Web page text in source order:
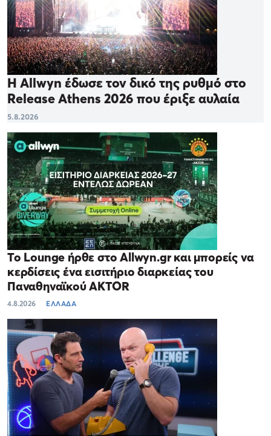
Η Allwyn έδωσε τον δικό της ρυθμό στο
Release Athens 2026 που έριξε αυλαία
5.8.2026
Το Lounge ήρθε στο Allwyn.gr και μπορείς να
κερδίσεις ένα εισιτήριο διαρκείας του
Παναθηναϊκού AKTOR
4.8.2026 ΕΛΛΑΔΑ